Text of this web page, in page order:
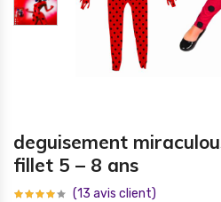
deguisement
fillet 5 – 8 ans
(13 avis client)